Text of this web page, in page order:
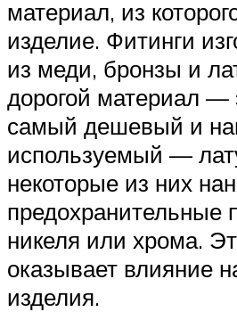
материал, из
изделие. Фитинги
из меди, бронзы и
дорогой материал —
самый дешевый и
используемый —
некоторые из них
предохранительные
никеля или хрома.
оказывает влияние
изделия.